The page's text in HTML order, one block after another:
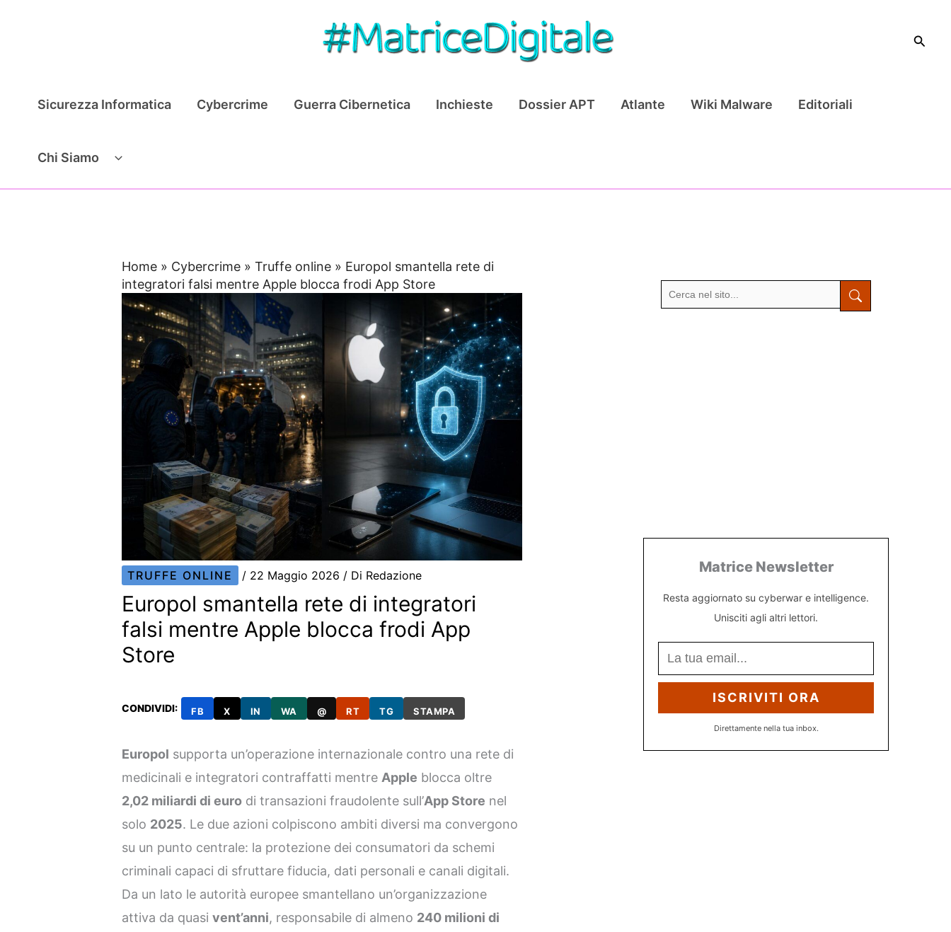
Cerca
Sicurezza Informatica Cybercrime Guerra Cibernetica Inchieste Dossier APT Atlante Wiki Malware Editoriali
Chi Siamo
Home » Cybercrime »Truffe online » Europol smantella rete di
integratori falsi mentre Apple blocca frodi App Store
TRUFFE ONLINE / 22 Maggio 2026 / Di Redazione
Europol smantella rete di integratori
falsi mentre Apple blocca frodi App
Store
CONDIVIDI: FB X IN WA @ RT TG STAMPA
Europol supporta un’operazione internazionale contro una rete di
medicinali e integratori contraffatti mentre Apple blocca oltre
2,02 miliardi di euro di transazioni fraudolente sull’App Store nel
solo 2025. Le due azioni colpiscono ambiti diversi ma convergono
su un punto centrale: la protezione dei consumatori da schemi
criminali capaci di sfruttare fiducia, dati personali e canali digitali.
Da un lato le autorità europee smantellano un’organizzazione
attiva da quasivent’anni, responsabile di almeno 240 milioni di
Matrice Newsletter
Resta aggiornato su cyberwar e intelligence.
Unisciti agli altri lettori.
ISCRIVITI ORA
Direttamente nella tua inbox.